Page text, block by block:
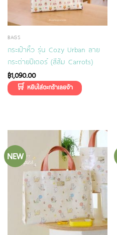
BAGS
กระเป๋าหิ้ว รุ่น Cozy Urban ลาย
กระต่ายปีเตอร์ (สีส้ม Carrots)
฿1,090.00
NEW